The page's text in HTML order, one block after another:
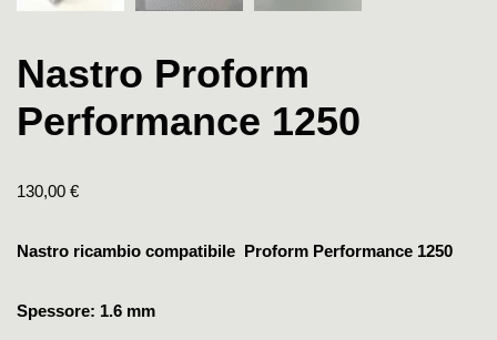
Nastro Proform
Performance 1250
130,00 €
Nastro ricambio compatibile Proform Performance 1250
Spessore: 1.6 mm